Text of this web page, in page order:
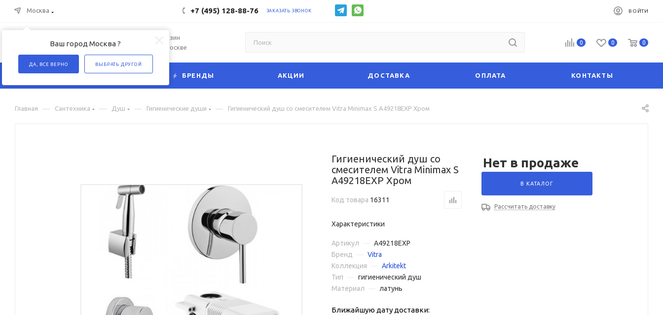
Москва
Ваш город Москва ?
ДА, ВСЕ ВЕРНО ВЫБРАТЬ ДРУГОЙ
+7 (495) 128-88-76 ЗАКАЗАТЬ ЗВОНОК ВОЙТИ
Интернет-магазин
сантехники в Москве
0 0 0
КАТАЛОГ БРЕНДЫ АКЦИИ ДОСТАВКА ОПЛАТА КОНТАКТЫ
Главная — Сантехника — Душ — Гигиенические души — Гигиенический душ со смесителем Vitra Minimax S A49218EXP Хром
Гигиенический душ со
смесителем Vitra Minimax S
A49218EXP Хром
Код товара 16311
Характеристики
Артикул
A49218EXP
Бренд
Vitra
Коллекция
Arkitekt
Тип
гигиенический душ
Материал
латунь
Ближайшую дату доставки:
Нет в продаже
В КАТАЛОГ
Рассчитать доставку